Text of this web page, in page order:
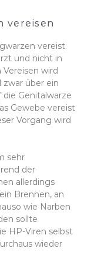
vereisen
vereist.
und nicht in
wird
über ein
Genitalwarze
Gewebe vereist
Vorgang wird
sehr
der
allerdings
Brennen, an
wie Narben
sollte
HP-Viren selbst
wieder